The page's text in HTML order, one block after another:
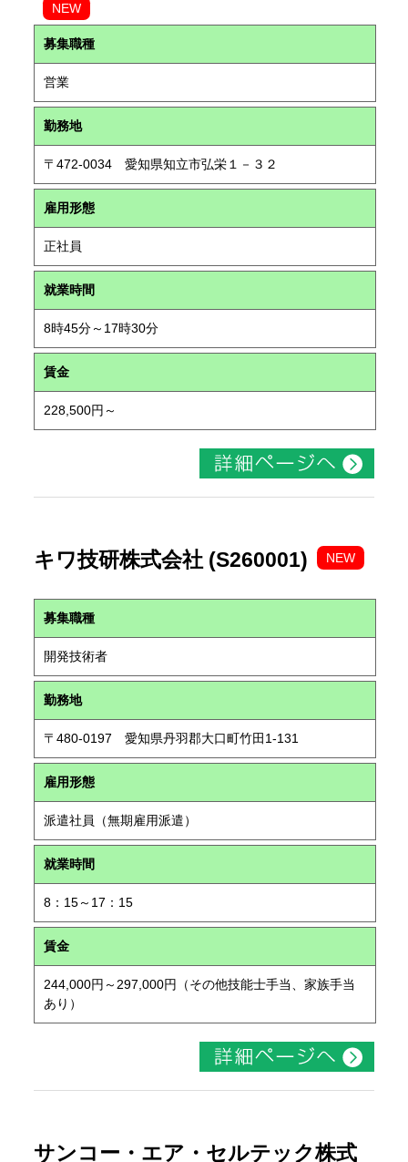
NEW
募集職種
営業
勤務地
〒472-0034 愛知県知立市弘栄１－３２
雇用形態
正社員
就業時間
8時45分～17時30分
賃金
228,500円～
キワ技研株式会社 (S260001) NEW
募集職種
開発技術者
勤務地
〒480-0197 愛知県丹羽郡大口町竹田1-131
雇用形態
派遣社員（無期雇用派遣）
就業時間
8：15～17：15
賃金
244,000円～297,000円（その他技能士手当、家族手当
あり）
サンコー・エア・セルテック株式